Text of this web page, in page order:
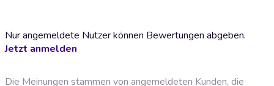
Nur angemeldete Nutzer können Bewertungen abgeben.
Jetzt anmelden
Die Meinungen stammen von angemeldeten Kunden, die